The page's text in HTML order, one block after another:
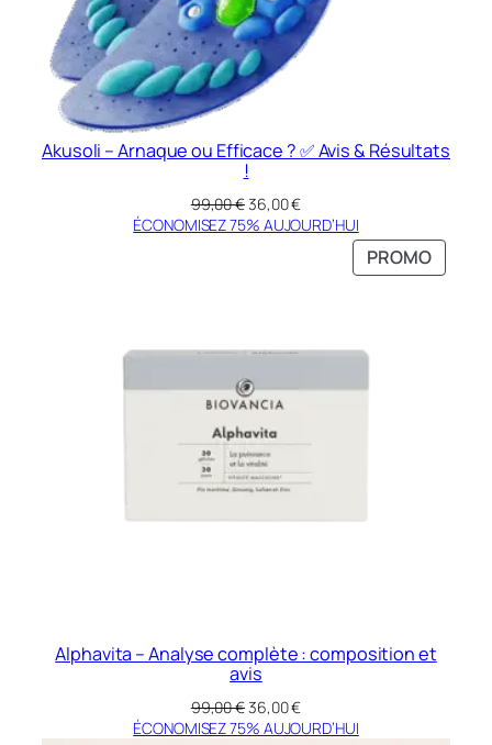
Akusoli – Arnaque ou Efficace ? ✅ Avis & Résultats
!
99,00€Le
prix
36,00€Le
prix
ÉCONOMISEZ 75% AUJOURD’HUI
PROMO
EN
Alphavita – Analyse complète : composition et
avis
99,00€Le
prix
36,00€Le
prix
ÉCONOMISEZ 75% AUJOURD’HUI